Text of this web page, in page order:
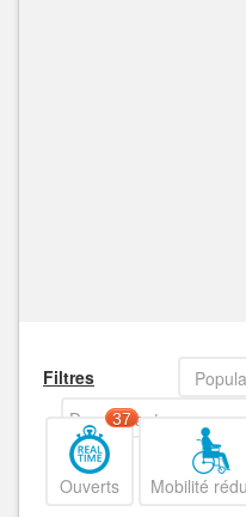
Filtres
Decroissant
Ouverts
37
Mobilité